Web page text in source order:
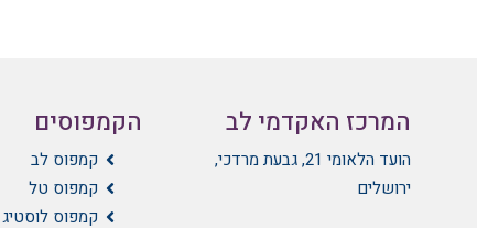
המרכז האקדמי לב
הועד הלאומי 21, גבעת מרדכי,
ירושלים
הקמפוסים
קמפוס לב
קמפוס טל
קמפוס לוסטיג